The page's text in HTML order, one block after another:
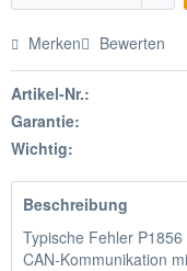
Merken Bewerten
Artikel-Nr.:
Garantie:
Wichtig:
Beschreibung
Typische Fehler
CAN-Kommunikation